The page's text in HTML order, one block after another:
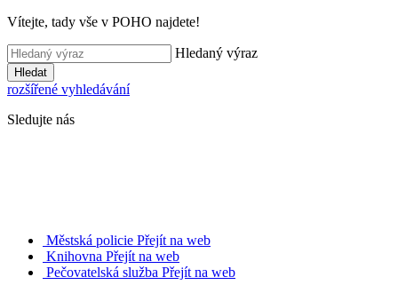
Vítejte, tady vše v POHO najdete!
Hledaný výraz
Hledat
rozšířené vyhledávání
Sledujte nás
Městská policie Přejít na web
Knihovna Přejít na web
Pečovatelská služba Přejít na web